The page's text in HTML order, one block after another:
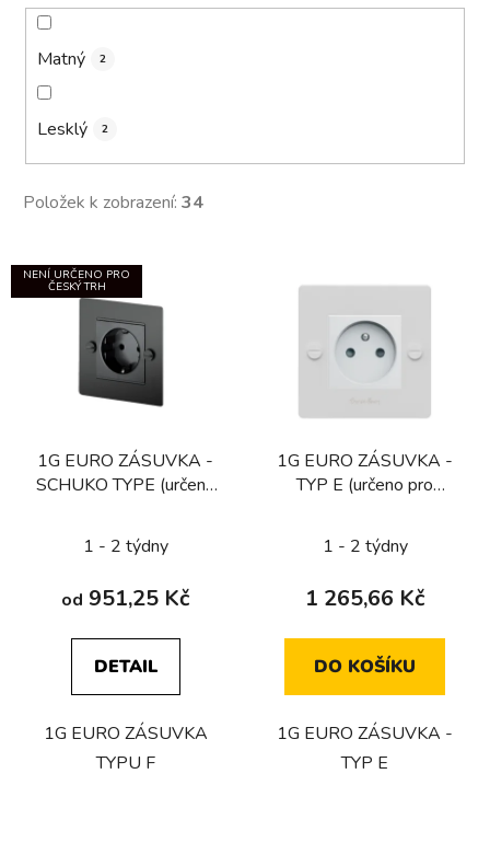
Matný 2
Lesklý 2
Položek k zobrazení: 34
V
ý
NENÍ URČENO PRO
ČESKÝ TRH
1G EURO ZÁSUVKA -
SCHUKO TYPE (určeno
1 - 2 týdny
od 951,25 Kč
DETAIL
1G EURO ZÁSUVKA
TYPU F
1G EURO ZÁSUVKA -
TYP E (určeno pro
1 - 2 týdny
1 265,66 Kč
DO KOŠÍKU
1G EURO ZÁSUVKA -
TYP E